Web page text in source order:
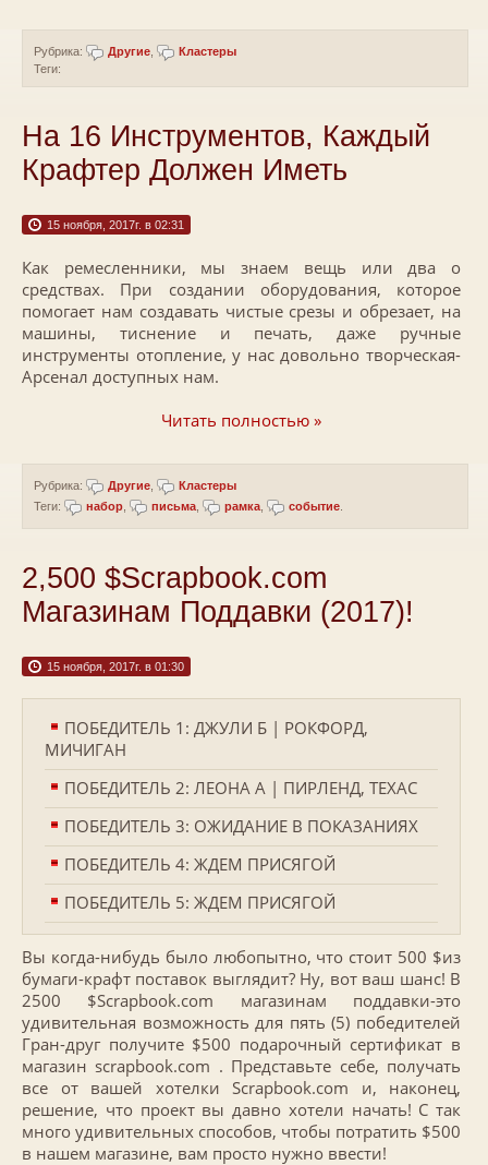
Рубрика: Другие
Кластеры
Теги:
На 16 Инструментов, Каждый
Крафтер Должен Иметь
15 ноября, 2017г. в 02:31
Как ремесленники, мы знаем вещь или два о
средствах. При создании оборудования, которое
помогает нам создавать чистые срезы и обрезает, на
машины, тиснение и печать, даже ручные
инструменты отопление, у нас довольно творческая-
Арсенал доступных нам.
Читать полностью »
Рубрика: Другие
Кластеры
Теги:
набор письма рамка событие
2,500 $Scrapbook.com
Магазинам Поддавки (2017)!
15 ноября, 2017г. в 01:30
ПОБЕДИТЕЛЬ 1: ДЖУЛИ Б | РОКФОРД,
МИЧИГАН
ПОБЕДИТЕЛЬ 2: ЛЕОНА А | ПИРЛЕНД, ТЕХАС
ПОБЕДИТЕЛЬ 3: ОЖИДАНИЕ В ПОКАЗАНИЯХ
ПОБЕДИТЕЛЬ 4: ЖДЕМ ПРИСЯГОЙ
ПОБЕДИТЕЛЬ 5: ЖДЕМ ПРИСЯГОЙ
Вы когда-нибудь было любопытно, что стоит 500 $из
бумаги-крафт поставок выглядит? Ну, вот ваш шанс! В
2500 $Scrapbook.com магазинам поддавки-это
удивительная возможность для пять (5) победителей
Гран-друг получите $500 подарочный сертификат в
магазин scrapbook.com . Представьте себе, получать
все от вашей хотелки Scrapbook.com и, наконец,
решение, что проект вы давно хотели начать! С так
много удивительных способов, чтобы потратить $500
в нашем магазине, вам просто нужно ввести!